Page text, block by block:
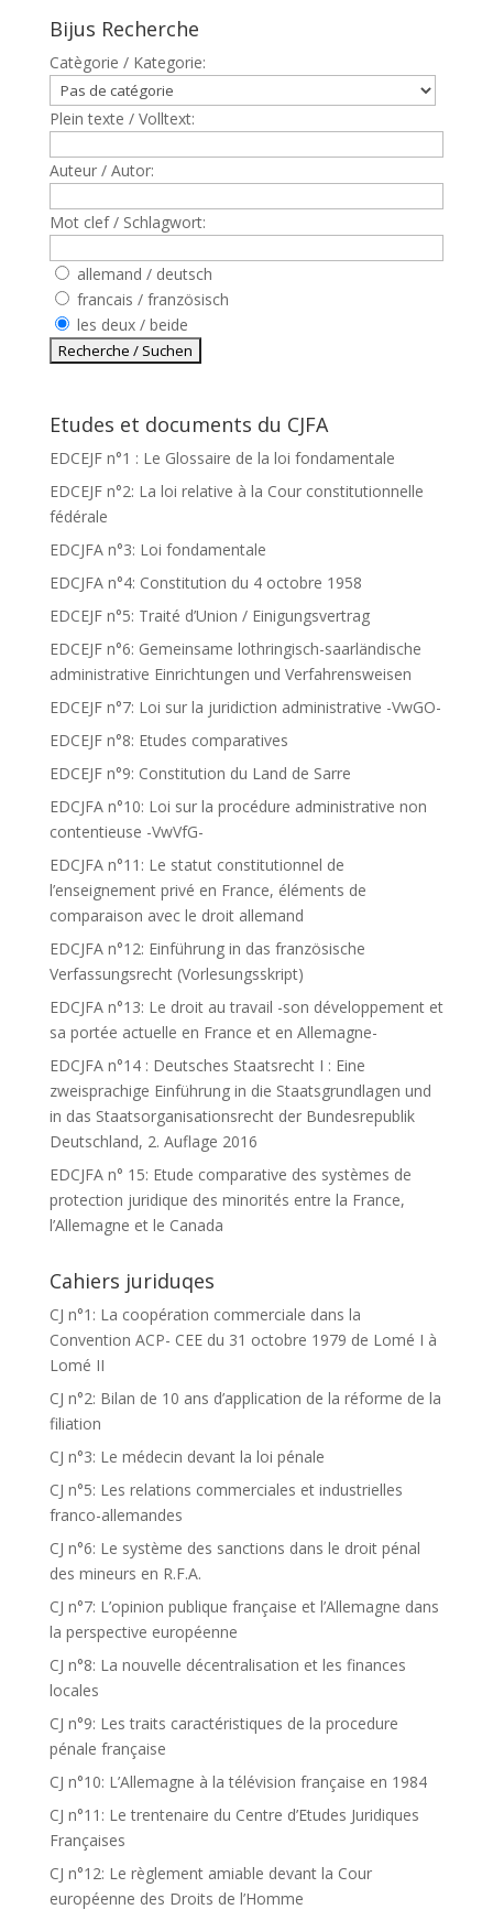
Bijus Recherche
Catègorie / Kategorie:
Plein texte / Volltext:
Auteur / Autor:
Mot clef / Schlagwort:
allemand / deutsch
francais / französisch
les deux / beide
Etudes et documents du CJFA
EDCEJF n°1 : Le Glossaire de la loi fondamentale
EDCEJF n°2: La loi relative à la Cour constitutionnelle
fédérale
EDCJFA n°3: Loi fondamentale
EDCJFA n°4: Constitution du 4 octobre 1958
EDCEJF n°5: Traité d’Union / Einigungsvertrag
EDCEJF n°6: Gemeinsame lothringisch-saarländische
administrative Einrichtungen und Verfahrensweisen
EDCEJF n°7: Loi sur la juridiction administrative -VwGO-
EDCEJF n°8: Etudes comparatives
EDCEJF n°9: Constitution du Land de Sarre
EDCJFA n°10: Loi sur la procédure administrative non
contentieuse -VwVfG-
EDCJFA n°11: Le statut constitutionnel de
l’enseignement privé en France, éléments de
comparaison avec le droit allemand
EDCJFA n°12: Einführung in das französische
Verfassungsrecht (Vorlesungsskript)
EDCJFA n°13: Le droit au travail -son développement et
sa portée actuelle en France et en Allemagne-
EDCJFA n°14 : Deutsches Staatsrecht I : Eine
zweisprachige Einführung in die Staatsgrundlagen und
in das Staatsorganisationsrecht der Bundesrepublik
Deutschland, 2. Auflage 2016
EDCJFA n° 15: Etude comparative des systèmes de
protection juridique des minorités entre la France,
l’Allemagne et le Canada
Cahiers juriduqes
CJ n°1: La coopération commerciale dans la
Convention ACP- CEE du 31 octobre 1979 de Lomé I à
Lomé II
CJ n°2: Bilan de 10 ans d’application de la réforme de la
filiation
CJ n°3: Le médecin devant la loi pénale
CJ n°5: Les relations commerciales et industrielles
franco-allemandes
CJ n°6: Le système des sanctions dans le droit pénal
des mineurs en R.F.A.
CJ n°7: L’opinion publique française et l’Allemagne dans
la perspective européenne
CJ n°8: La nouvelle décentralisation et les finances
locales
CJ n°9: Les traits caractéristiques de la procedure
pénale française
CJ n°10: L’Allemagne à la télévision française en 1984
CJ n°11: Le trentenaire du Centre d’Etudes Juridiques
Françaises
CJ n°12: Le règlement amiable devant la Cour
européenne des Droits de l’Homme